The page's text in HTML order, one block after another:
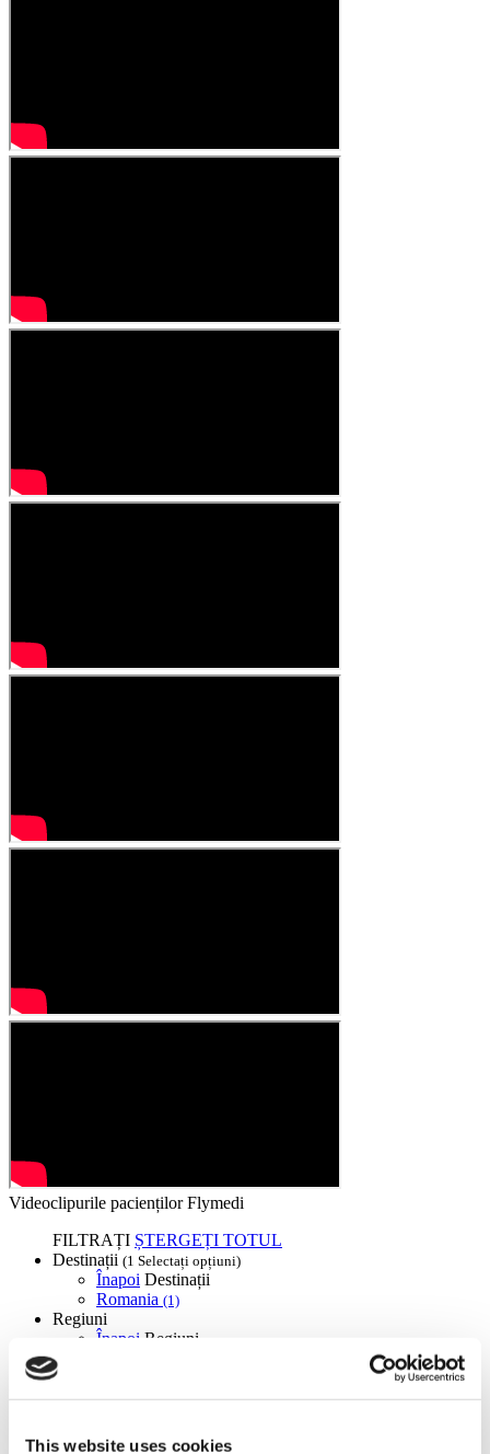
This website uses cookies
Videoclipurile pacienților Flymedi
FILTRAȚI ȘTERGEȚI TOTUL
Destinații (1 Selectați opțiuni)
Înapoi Destinații
Romania (1)
Regiuni
Înapoi Regiuni
Flymedi